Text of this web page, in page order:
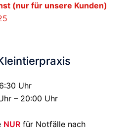
(nur für unsere Kunden)
Uhr
– 20:00 Uhr
NUR für Notfälle nach